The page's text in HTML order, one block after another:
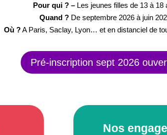
Pour qui ? – Les jeunes filles de 13 à 18
Quand ? De septembre 2026 à juin
Où ?A Paris, Saclay, Lyon… et en distanciel de
Pré-inscription sept 2026
Nos